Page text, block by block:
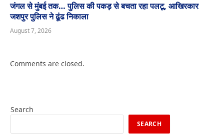
जंगल से मुंबई तक… पुलिस की पकड़ से बचता रहा पलटू, आखिरकार
जशपुर पुलिस ने ढूंढ निकाला
August 7, 2026
Comments are closed.
Search
SEARCH